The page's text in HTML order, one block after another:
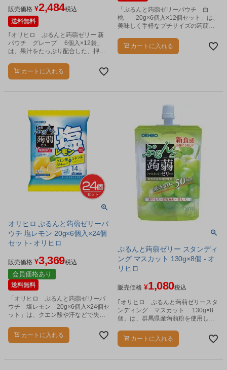
販売価格 ¥2,484税込
送料無料
｢オリヒロ ぷるんと蒟蒻ゼリー 新
パウチ グレープ 6個入×12袋」
は、果汁をたっぷり配合した、押し
ーです。
カートに入れる
「ぷるんと蒟蒻ゼリーパウチ 白
桃 20g×6個入×12個セット」は、
美味しく手軽なプチサイズの蒟蒻ゼ
カートに入れる
オリヒロ ぷるんと蒟蒻ゼリーパ
ウチ 塩レモン 20g×6個入×24個
セット- オリヒロ
販売価格 ¥3,369税込
会員価格あり
送料無料
「オリヒロ ぷるんと蒟蒻ゼリーパ
ウチ 塩レモン 20g×6個入×24個セ
ット」は、クエン酸や汗などで失わ
ズの蒟蒻ゼリーです。
カートに入れる
ぷるんと蒟蒻ゼリー スタンディ
ング マスカット 130g×8個 - オ
リヒロ
販売価格 ¥1,080税込
｢オリヒロ ぷるんと蒟蒻ゼリースタ
ンディング マスカット 130g×8
個」は、群馬県産蒟蒻粉を使用し
蒻ゼリーです。
カートに入れる